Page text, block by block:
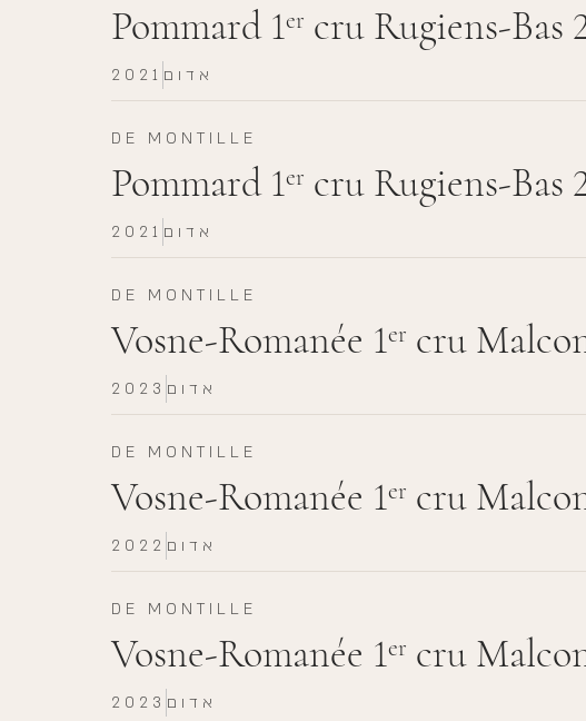
Pommard 1er cru Rugiens-Bas
2021 אדום
DE MONTILLE
Pommard 1er cru Rugiens-Bas
2021 אדום
DE MONTILLE
Vosne-Romanée 1er cru
2023 אדום
DE MONTILLE
Vosne-Romanée 1er cru
2022 אדום
DE MONTILLE
Vosne-Romanée 1er cru
2023 אדום